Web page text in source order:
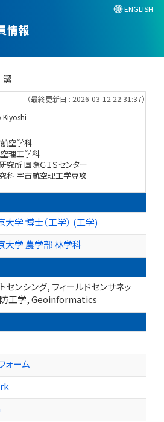
情報
ENGLISH
（最終更新日 : 2026-03-12 22:31:37）
Kiyoshi
空学科
理工学科
究所 国際ＧＩＳセンター
科 宇宙航空理工学専攻
大学 博士（工学） (工学)
大学 農学部 林学科
ンシング, フィールドセンサネッ
防工学, Geoinformatics
ォーム